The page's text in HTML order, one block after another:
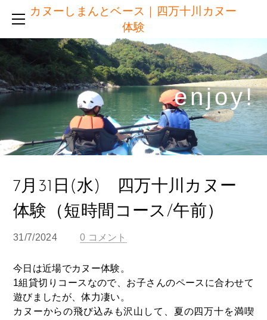
カヌーしまんとベース｜四万十川カヌー
体験
enjoy!​
7月31日(水) 四万十川カヌー
体験（短時間コース/午前）
31/7/2024 0 コメント
今日は近場でカヌー体験。
1組貸切りコースなので、お子さんのペースに合わせて
遊びましたが、体力凄い。
カヌーからの飛び込みも沢山して、夏の四万十を満喫
半日コース ＆ 短時間コース
他社との違い
ご予約
服装・持ち物・施設
体験日の流れ
アクセス
ブログ
注意点・キャンセルについて